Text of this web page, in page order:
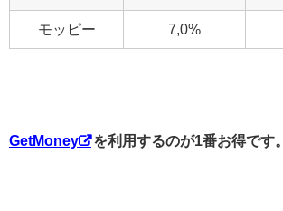
モッピー 7,0%
GetMoney を利用するのが1番お得です。